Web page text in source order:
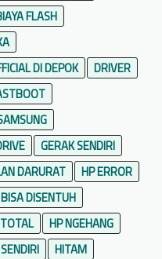
FLASH
DI DEPOK
DRIVER
GERAK SENDIRI
DARURAT
HP ERROR
DISENTUH
HP NGEHANG
HITAM